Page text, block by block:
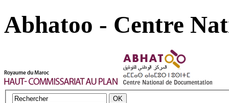
Abhatoo - Centre